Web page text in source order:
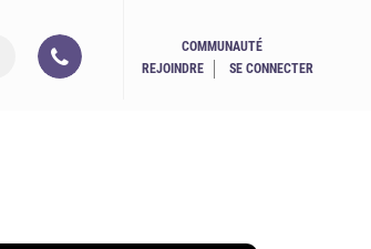
COMMUNAUTÉ
REJOINDRE
SE CONNECTER